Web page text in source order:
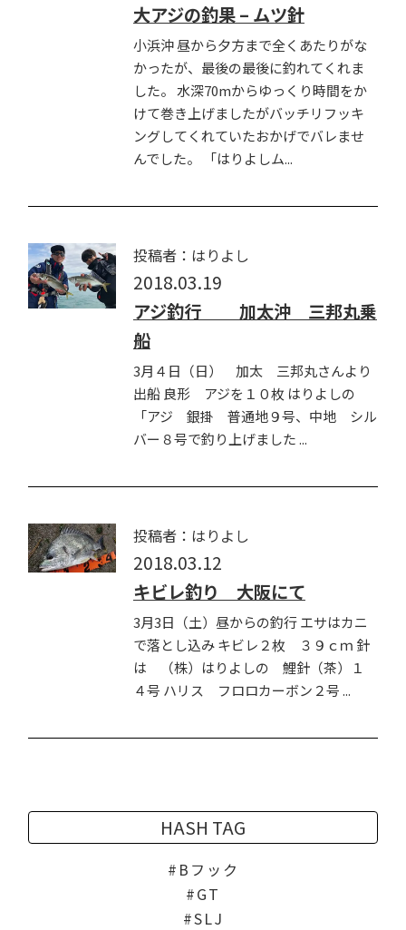
大アジの釣果 – ムツ針
小浜沖 昼から夕方まで全くあたりがな
かったが、最後の最後に釣れてくれま
した。 水深70mからゆっくり時間をか
けて巻き上げましたがバッチリフッキ
ングしてくれていたおかげでバレませ
んでした。 「はりよしム...
投稿者：はりよし
2018.03.19
アジ釣行 加太沖 三邦丸乗
船
3月４日（日） 加太 三邦丸さんより
出船 良形 アジを１０枚 はりよしの
「アジ 銀掛 普通地９号、中地 シル
バー８号で釣り上げました ...
投稿者：はりよし
2018.03.12
キビレ釣り 大阪にて
3月3日（土）昼からの釣行 エサはカニ
で落とし込み キビレ２枚 ３９ｃｍ 針
は （株）はりよしの 鯉針（茶）１
４号 ハリス フロロカーボン２号 ...
HASH TAG
Bフック
GT
SLJ